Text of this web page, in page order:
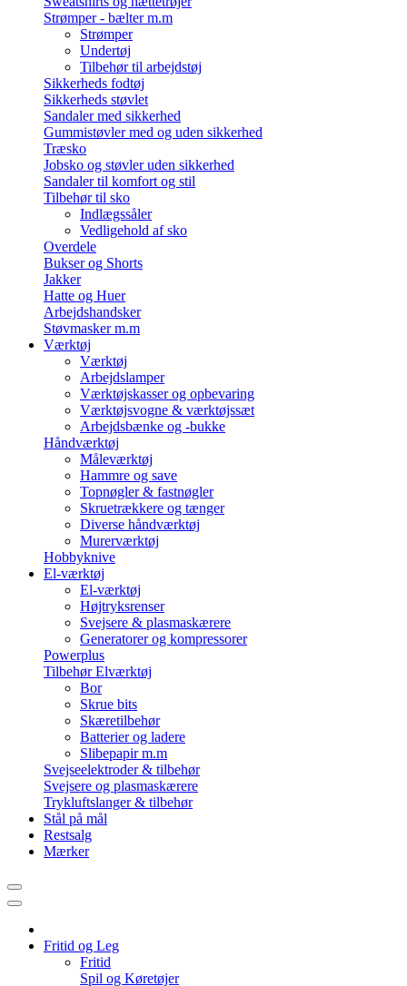
Strømper - bælter m.m
Strømper
Undertøj
Tilbehør til arbejdstøj
Sikkerheds fodtøj
Sikkerheds støvlet
Sandaler med sikkerhed
Gummistøvler med og uden sikkerhed
Træsko
Jobsko og støvler uden sikkerhed
Sandaler til komfort og stil
Tilbehør til sko
Indlægssåler
Vedligehold af sko
Overdele
Bukser og Shorts
Jakker
Hatte og Huer
Arbejdshandsker
Støvmasker m.m
Værktøj
Værktøj
Arbejdslamper
Værktøjskasser og opbevaring
Værktøjsvogne & værktøjssæt
Arbejdsbænke og -bukke
Håndværktøj
Måleværktøj
Hammre og save
Topnøgler & fastnøgler
Skruetrækkere og tænger
Diverse håndværktøj
Murerværktøj
Hobbyknive
El-værktøj
El-værktøj
Højtryksrenser
Svejsere & plasmaskærere
Generatorer og kompressorer
Powerplus
Tilbehør Elværktøj
Bor
Skrue bits
Skæretilbehør
Batterier og ladere
Slibepapir m.m
Svejseelektroder & tilbehør
Svejsere og plasmaskærere
Trykluftslanger & tilbehør
Stål på mål
Restsalg
Mærker
Fritid og Leg
Fritid
Spil og Køretøjer